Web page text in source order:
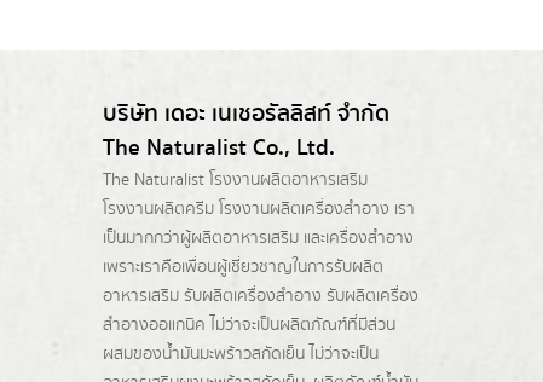
บริษัท เดอะ เนเชอรัลลิสท์ จำกัด
The Naturalist Co., Ltd.
The Naturalist โรงงานผลิตอาหารเสริม
โรงงานผลิตครีมโรงงานผลิตเครื่องสำอาง เรา
เป็นมากกว่าผู้ผลิตอาหารเสริมและเครื่องสำอาง
เพราะเราคือเพื่อนผู้เชี่ยวชาญในการรับผลิต
อาหารเสริม รับผลิตเครื่องสำอาง รับผลิตเครื่อง
สำอางออแกนิค ไม่ว่าจะเป็นผลิตภัณฑ์ที่มีส่วน
ผสมของน้ำมันมะพร้าวสกัดเย็น ไม่ว่าจะเป็น